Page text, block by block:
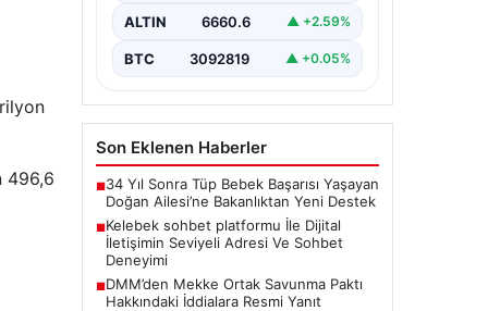
496,6
bir şekilde iletişim kurması ciddi
pek…
ALTIN 6660.6 ▲ +2.59%
BTC 3092819 ▲ +0.05%
Son Eklenen Haberler
■34 Yıl Sonra Tüp Bebek Başarısı Yaşayan
Doğan Ailesi’ne Bakanlıktan Yeni Destek
■Kelebek sohbet platformu İle Dijital
İletişimin Seviyeli Adresi Ve Sohbet
Deneyimi
■DMM’den Mekke Ortak Savunma Paktı
Hakkındaki İddialara Resmi Yanıt